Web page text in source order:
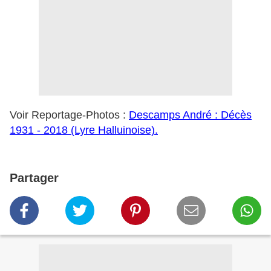
Voir Reportage-Photos : Descamps André : Décès
1931 - 2018 (Lyre Halluinoise).
Partager